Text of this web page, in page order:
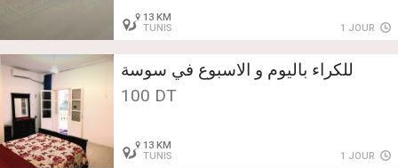
13 KM
TUNIS
1 JOUR
للكراء باليوم و الاسبوع في سوسة
100 DT
13 KM
TUNIS
1 JOUR